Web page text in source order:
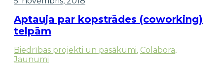
Aptauja par kopstrādes (coworking)
telpām
Biedrības projekti un pasākumi, Colabora,
Jaunumi